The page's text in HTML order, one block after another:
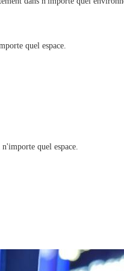
quel espace.
quel espace.